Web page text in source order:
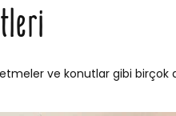
ve konutlar gibi birçok